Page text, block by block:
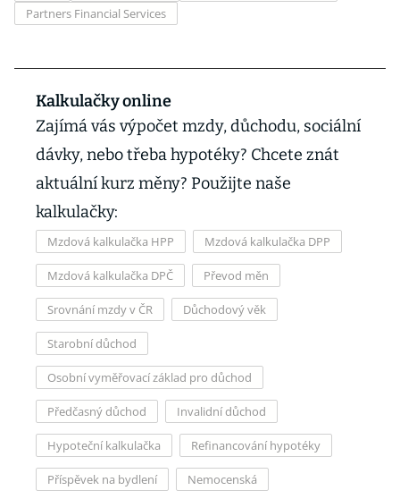
Partners Financial Services
Kalkulačky online
Zajímá vás výpočet mzdy, důchodu, sociální
dávky, nebo třeba hypotéky? Chcete znát
aktuální kurz měny? Použijte naše
kalkulačky:
Mzdová kalkulačka HPP Mzdová kalkulačka DPP
Mzdová kalkulačka DPČ Převod měn
Srovnání mzdy v ČR Důchodový věk
Starobní důchod
Osobní vyměřovací základ pro důchod
Předčasný důchod Invalidní důchod
Hypoteční kalkulačka Refinancování hypotéky
Příspěvek na bydlení Nemocenská